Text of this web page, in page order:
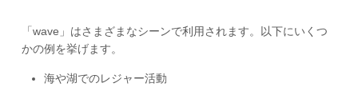
「wave」はさまざまなシーンで利用されます。以下にいくつ
かの例を挙げます。
海や湖でのレジャー活動